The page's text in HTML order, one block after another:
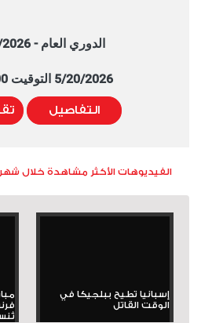
الدوري العام - 2025/2026
5/20/2026 التوقيت 8:00 PM
التفاصيل
الفيديوهات الأكثر مشاهدة خلال شهر
إسبانيا تطيح ببلجيكا في
الوقت القاتل